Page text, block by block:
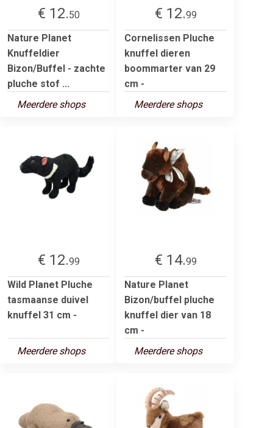
€ 12.50
Nature Planet
Knuffeldier
Bizon/Buffel - zachte
pluche stof ...
Meerdere shops
€ 12.99
Cornelissen Pluche
knuffel dieren
boommarter van 29
cm -
Meerdere shops
€ 12.99
Wild Planet Pluche
tasmaanse duivel
knuffel 31 cm -
Meerdere shops
€ 14.99
Nature Planet
Bizon/buffel pluche
knuffel dier van 18
cm -
Meerdere shops